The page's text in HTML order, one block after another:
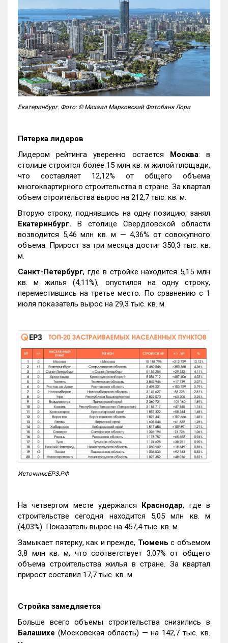
Екатеринбург. Фото: © Михаил Марковский Фотобанк Лори
Пятерка лидеров
Лидером рейтинга уверенно остается Москва: в
столице строится более 15 млн кв. м жилой площади,
что составляет 12,12% от общего объема
многоквартирного строительства в стране. За квартал
объем строительства вырос на 212,7 тыс. кв. м.
Вторую строку, поднявшись на одну позицию, занял
Екатеринбург. В столице Свердловской области
возводится 5,46 млн кв. м — 4,36% от совокупного
объема. Прирост за три месяца достиг 350,3 тыс. кв.
м.
Санкт-Петербург, где в стройке находится 5,15 млн
кв. м жилья (4,11%), опустился на одну строку,
переместившись на третье место. По сравнению с 1
июля показатель вырос на 29,3 тыс. кв. м.
Источник:ЕРЗ.РФ
На четвертом месте удержался Краснодар, где в
строительстве сегодня находится 5,05 млн кв. м
(4,03%). Показатель вырос на 457,4 тыс. кв. м.
Замыкает пятерку, как и прежде, Тюмень с объемом
3,8 млн кв. м, что соответствует 3,07% от общего
объема строительства жилья в стране. За квартал
прирост составил 17,7 тыс. кв. м.
Стройка замедляется
Больше всего объемы строительства снизились в
Балашихе (Московская область) — на 142,7 тыс. кв.